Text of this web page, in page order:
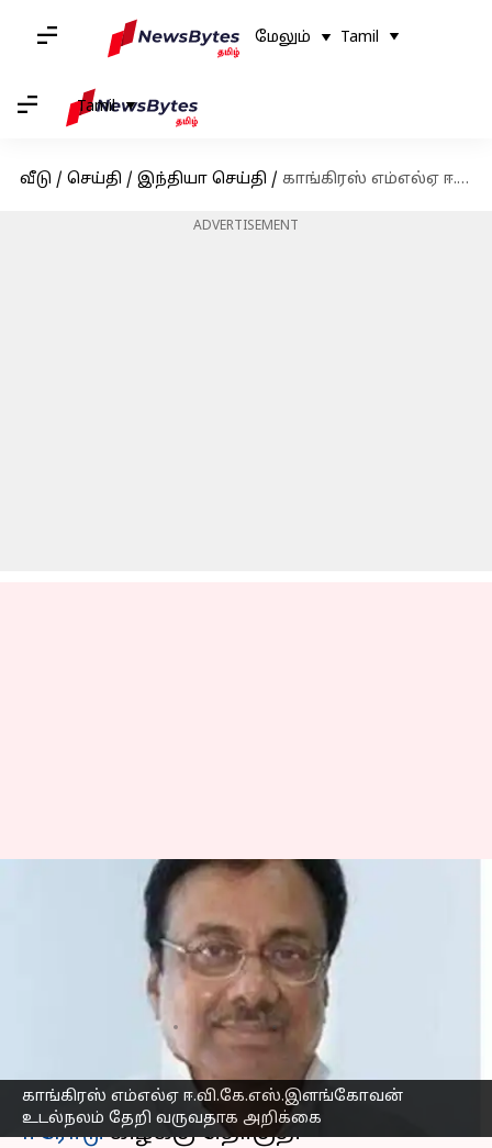
மேலும் Tamil
Tamil
வீடு / செய்தி / இந்தியா செய்தி / காங்கிரஸ் எம்எல்ஏ ஈ.வி.கே.எஸ்.இளங்கோவன் உடல்நலம் தேறி வருவதாக அறிக்கை
ADVERTISEMENT
காங்கிரஸ் எம்எல்ஏ ஈ.வி.கே.எஸ்.இளங்கோவன்
உடல்நலம் தேறி வருவதாக அறிக்கை
காங்கிரஸ் எம்எல்ஏ
ஈ.வி.கே.எஸ்.இளங்கோவன்
உடல்நலம் தேறி
வருவதாக அறிக்கை
Mar 30, 2023 01:39 pm
செய்தி முன்னோட்டம்
ஈரோடுகிழக்கு தொகுதி